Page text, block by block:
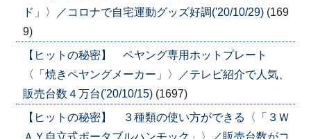
ド」〉／コロナで自宅運動グッズ好調('20/10/29) (169
9)
【ヒットの秘密】 ペヤング専用ホットプレート
〈「焼きペヤングメーカー」〉／テレビ紹介で人気、
販売台数４万台('20/10/15) (1697)
【ヒットの秘密】 ３種類の使い方ができる〈「３Ｗ